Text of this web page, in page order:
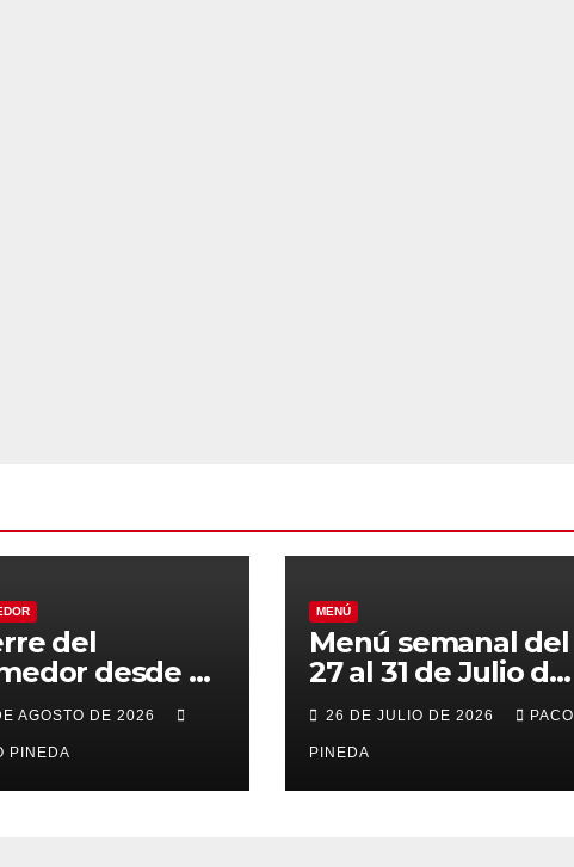
del
desde el
21 de Agosto
vacaciones
AGOSTO DE 2026
PINEDA
MENÚ
Menú semanal del
27 al 31 de Julio de
2026
26 DE JULIO DE 2026 PACO
PINEDA